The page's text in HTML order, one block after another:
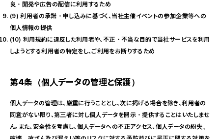
良・開発や広告の配信に利用するため
(9) 利用者の承諾・申し込みに基づく、当社主催イベントの参加企業等への
個人情報の提供
(10) 利用規約に違反した利用者や、不正・不当な目的で当社サービスを利用
しようとする利用者の特定をし、ご利用をお断りするため
第4条（個人データの管理と保護）
個人データの管理は、厳重に行うこととし、次に掲げる場合を除き、利用者の
同意がない限り、第三者に対し個人データを開示・提供することはいたしませ
ん。また、安全性を考慮し、個人データへの不正アクセス、個人データの紛失、